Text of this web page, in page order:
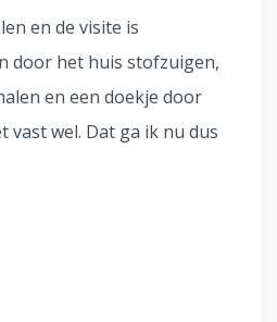
en de visite is
door het huis stofzuigen,
en een doekje door
vast wel. Dat ga ik nu dus